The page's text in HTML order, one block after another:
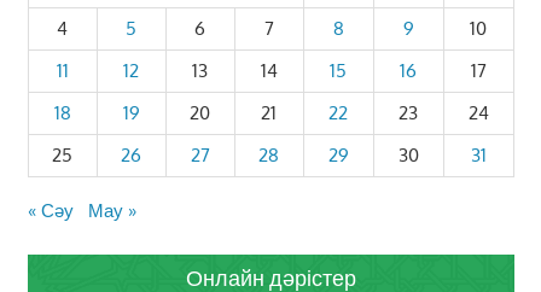
4
5 6 7 8 9
10
11
12 13 14 15 16
17
18
19 20 21 22 23
24
25
26 27 28 29 30 31
« Сәу Мау »
Онлайн дәрістер